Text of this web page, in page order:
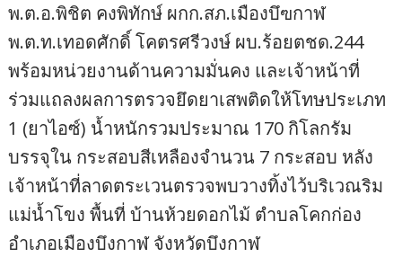
พ.ต.อ.พิชิต คงพิทักษ์ ผกก.สภ.เมืองบึฃกาฬ
พ.ต.ท.เทอดศักดิ์ โคตรศรีวงษ์ ผบ.ร้อยตชด.244
พร้อมหน่วยงานด้านความมั่นคง และเจ้าหน้าที่
ร่วมแถลงผลการตรวจยึดยาเสพติดให้โทษประเภท
1 (ยาไอซ์) น้ำหนักรวมประมาณ 170 กิโลกรัม
บรรจุใน กระสอบสีเหลืองจำนวน 7 กระสอบ หลัง
เจ้าหน้าที่ลาดตระเวนตรวจพบวางทิ้งไว้บริเวณริม
แม่น้ำโขง พื้นที่ บ้านห้วยดอกไม้ ตำบลโคกก่อง
อำเภอเมืองบึงกาฬ จังหวัดบึงกาฬ